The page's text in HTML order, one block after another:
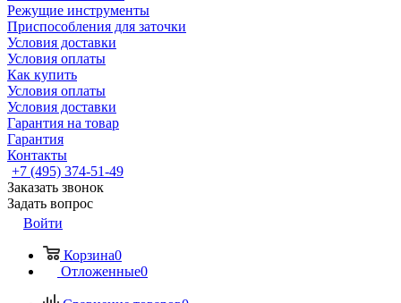
Режущие инструменты
Приспособления для заточки
Условия доставки
Условия оплаты
Как купить
Условия оплаты
Условия доставки
Гарантия на товар
Гарантия
Контакты
+7 (495) 374-51-49
Заказать звонок
Задать вопрос
Войти
Корзина0
Отложенные0